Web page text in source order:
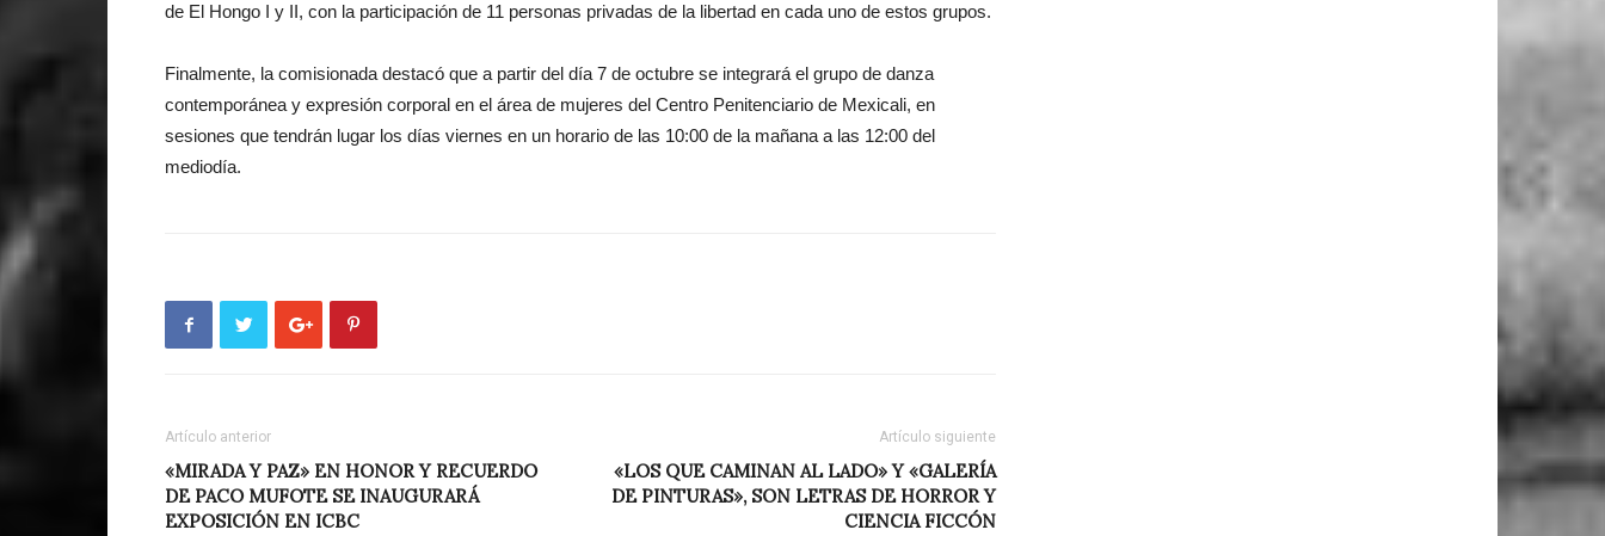
de El Hongo I y II, con la participación de 11 personas privadas de la libertad en cada uno de estos grupos.
Finalmente, la comisionada destacó que a partir del día 7 de octubre se integrará el grupo de danza
contemporánea y expresión corporal en el área de mujeres del Centro Penitenciario de Mexicali, en
sesiones que tendrán lugar los días viernes en un horario de las 10:00 de la mañana a las 12:00 del
mediodía.
Artículo anterior
«MIRADA Y PAZ» EN HONOR Y RECUERDO
DE PACO MUFOTE SE INAUGURARÁ
EXPOSICIÓN EN ICBC
Artículo siguiente
«LOS QUE CAMINAN AL LADO» Y «GALERÍA
DE PINTURAS», SON LETRAS DE HORROR Y
CIENCIA FICCÓN